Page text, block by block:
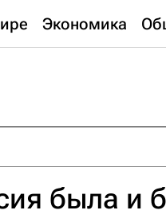
Экономика
была и